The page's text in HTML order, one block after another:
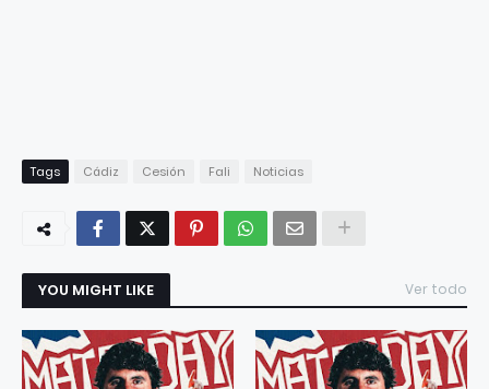
Tags Cádiz Cesión Fali Noticias
YOU MIGHT LIKE Ver todo